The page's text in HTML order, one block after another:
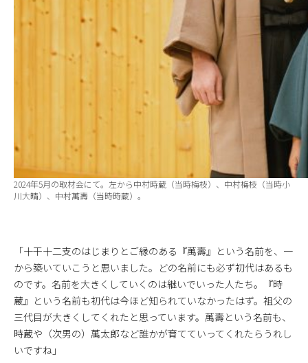
2024年5月の取材会にて。左から中村時蔵（当時梅枝）、中村梅枝（当時小
川大晴）、中村萬壽（当時時蔵）。
「十干十二支のはじまりとご縁のある『萬壽』という名前を、一
から築いていこうと思いました。どの名前にも必ず初代はあるも
のです。名前を大きくしていくのは継いでいった人たち。『時
蔵』という名前も初代は今ほど知られていなかったはず。祖父の
三代目が大きくしてくれたと思っています。萬壽という名前も、
時蔵や（次男の）萬太郎など誰かが育てていってくれたらうれし
いですね」